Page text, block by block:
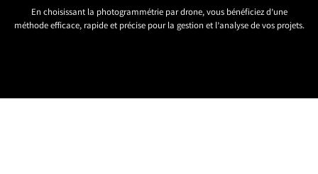
En choisissant la photogrammétrie par drone, vous bénéficiez d’une
méthode efficace, rapide et précise pour la gestion et l’analyse de vos projets.